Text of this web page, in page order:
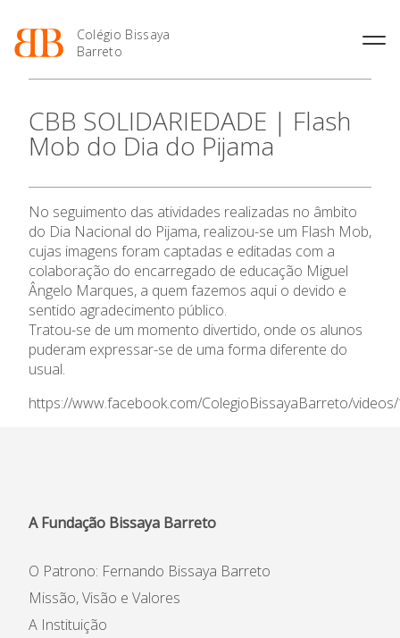
Colégio Bissaya
Barreto
O Colégio
Projeto Educativo
Organização
Colaboradores Não
Docentes
Instalações
Ofertas de emprego
Regulamentos
Jornal “O Coreto”
Privacidade
Oferta Formativa
Enriquecimento Curricular
Oferta Curricular
Sala de Estudo
Atividades de Interrupção
Letiva
Academia de LínguasEnsino Profissional
Profissionais
Matrículas
Termalismo
Curso de Técnico/a de Apoio
à Família e à Comunidade
Ofertas de Emprego
Ano Letivo
2027
Calendários
de Educação
SIGE
Secretariado de Exames
Informações
Notícias
CBB SOLIDARIEDADE | Flash
Mob do Dia do Pijama
No seguimento das atividades realizadas no âmbito
do Dia Nacional do Pijama, realizou-se um Flash Mob,
cujas imagens foram captadas e editadas com a
colaboração do encarregado de educação Miguel
Ângelo Marques, a quem fazemos aqui o devido e
sentido agradecimento público.
Tratou-se de um momento divertido, onde os alunos
puderam expressar-se de uma forma diferente do
usual.
https://www.facebook.com/ColegioBissayaBarreto/
A Fundação Bissaya Barreto
O Patrono: Fernando Bissaya Barreto
Missão, Visão e Valores
A Instituição